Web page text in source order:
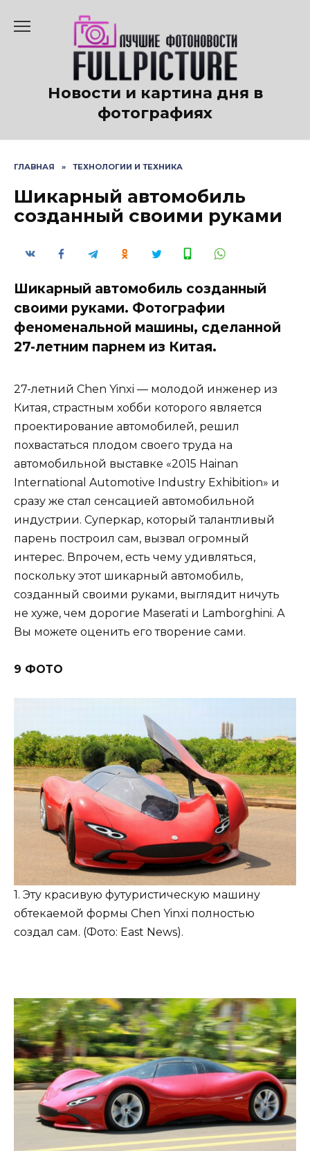
содержанию
Новости и картина дня в
фотографиях
ГЛАВНАЯ » ТЕХНОЛОГИИ И ТЕХНИКА
Шикарный автомобиль
созданный своими руками
Шикарный автомобиль созданный
своими руками. Фотографии
феноменальной машины, сделанной
27-летним парнем из Китая.
27-летний Chen Yinxi — молодой инженер из
Китая, страстным хобби которого является
проектирование автомобилей, решил
похвастаться плодом своего труда на
автомобильной выставке «2015 Hainan
International Automotive Industry Exhibition» и
сразу же стал сенсацией автомобильной
индустрии. Суперкар, который талантливый
парень построил сам, вызвал огромный
интерес. Впрочем, есть чему удивляться,
поскольку этот шикарный автомобиль,
созданный своими руками, выглядит ничуть
не хуже, чем дорогие Maserati и Lamborghini. А
Вы можете оценить его творение сами.
9 ФОТО
1. Эту красивую футуристическую машину
обтекаемой формы Chen Yinxi полностью
создал сам. (Фото: East News).